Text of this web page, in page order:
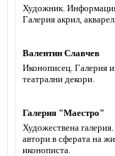
Художник. Информация
Галерия акрил,
Валентин Славчев
Иконописец. Галерия
театрални декори.
Галерия "Маестро"
Художествена
автори в сферата на
иконописта.